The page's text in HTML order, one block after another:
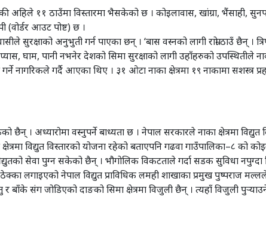
अहिले ११ ठाउँमा विस्तारमा भैसकेको छ । कोइलावास, खांग्रा, भैंसाही,
(वोर्डर आउट पोष्ट) छ ।
सुरक्षाको अनुभुती गर्न पाएका छन् । ‘बास वस्नको लागी राम्रो ठाउँ छैन्
घाम, पानी नभनेर देशको सिमा सुरक्षाको लागी उहाँहरुको उपस्थितीले
गर्ने नागरिकले गर्दै आएका थिए । ३१ ओटा नाका क्षेत्रमा १९ नाकामा सशस्त्र
। अध्यारोमा वस्नुपर्ने बाध्यता छ । नेपाल सरकारले नाका क्षेत्रमा विद्युत
विद्युत विस्तारको योजना रहेको बताएपनि गढवा गाउँपालिका–८ को
सेवा पुग्न सकेको छैन् । भौगोलिक विकटताले गर्दा सडक सुविधा नपुग्दा
लगाइएको नेपाल विद्युत प्राविधिक लमही शाखाका प्रमुख पुष्पराज
बाँके संग जोडिएको दाङको सिमा क्षेत्रमा विजुली छैन् । त्यहाँ विजुली